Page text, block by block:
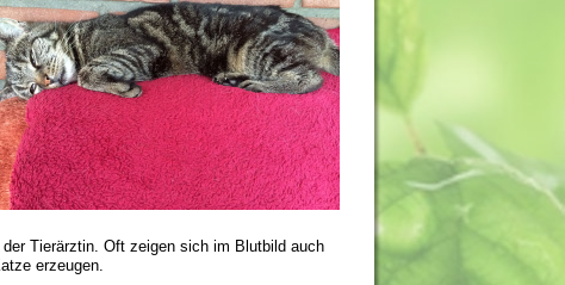
Tierärztin. Oft zeigen sich im Blutbild auch
erzeugen.